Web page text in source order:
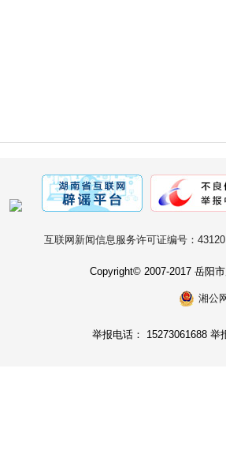
互联网新闻信息服务许可证编号：
Copyright© 2007-2017 岳阳
湘公
举报电话： 15273061688